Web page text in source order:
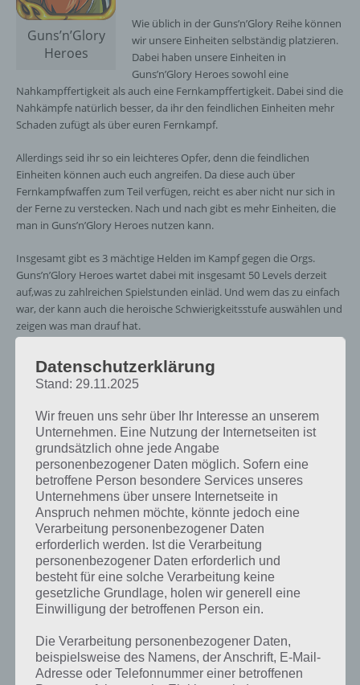
Guns’n’Glory
Heroes
Wie üblich in der Guns’n’Glory Reihe können
wir unsere Einheiten selbständig platzieren.
Dabei haben unsere Einheiten in
Guns’n’Glory Heroes sowohl eine
Nahkampffertigkeit als auch eine Fernkampffertigkeit. Dabei sind die
Nahkämpfe natürlich besser, da ihr den feindlichen Einheiten mehr
Schaden zufügt als über euren Fernkampf.
Allerdings seid ihr so ein leichteres Opfer, denn die feindlichen
Einheiten können auch euch angreifen. Da diese auch über
Fernkampfwaffen zum Teil verfügen, reicht es aber nicht nur sich in
der Ferne zu verstecken. Nach und nach gibt es mehr Einheiten, die
man in Guns’n’Glory Heroes nutzen kann.
Insgesamt gibt es 3 mächtige Helden im Kampf gegen die Orgs.
Guns’n’Glory Heroes wartet dabei mit insgesamt 50 Levels derzeit
auf,was zu zahlreichen Spielstunden einläd. Und wem das zu einfach
war, der kann auch die heroische Schwierigkeitsstufe auswählen und
zeigen was man drauf hat.
In Guns’n’Glory Heroes gilt es zudem Münzen einzusammeln, welche
die Feinde fallen lassen. Damit kann man sich dann weitere Einheiten
müssen auch diese von Zeit zu Zeit aufgeladen werden. Guns’n’Glory
Heroes macht wirklich sehr viel Spaß und Fans von Tower Defense
Spielen werden auch hier wieder großen Grund zu Freude haben.
Datenschutzerklärung
Stand: 29.11.2025
Wir freuen uns sehr über Ihr Interesse an unserem
Unternehmen. Eine Nutzung der Internetseiten ist
grundsätzlich ohne jede Angabe
personenbezogener Daten möglich. Sofern eine
betroffene Person besondere Services unseres
Unternehmens über unsere Internetseite in
Anspruch nehmen möchte, könnte jedoch eine
Verarbeitung personenbezogener Daten
erforderlich werden. Ist die Verarbeitung
personenbezogener Daten erforderlich und
besteht für eine solche Verarbeitung keine
gesetzliche Grundlage, holen wir generell eine
Einwilligung der betroffenen Person ein.
Die Verarbeitung personenbezogener Daten,
beispielsweise des Namens, der Anschrift, E-Mail-
Adresse oder Telefonnummer einer betroffenen